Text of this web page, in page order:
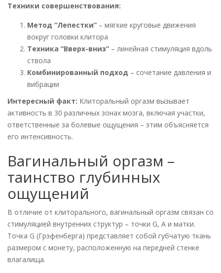
Техники совершенствования:
Метод “Лепестки” – мягкие круговые движения
вокруг головки клитора
Техника “Вверх-вниз” – линейная стимуляция вдоль
ствола
Комбинированный подход – сочетание давления и
вибрации
Интересный факт: Клиторальный оргазм вызывает
активность в 30 различных зонах мозга, включая участки,
ответственные за болевые ощущения – этим объясняется
его интенсивность.
Вагинальный оргазм –
таинство глубинных
ощущений
В отличие от клиторального, вагинальный оргазм связан со
стимуляцией внутренних структур – точки G, A и матки.
Точка G (Грэфенберга) представляет собой губчатую ткань
размером с монету, расположенную на передней стенке
влагалища.